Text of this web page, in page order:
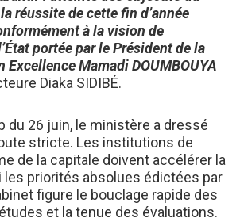
réussite de cette fin d’année
à la vision de
portée par le Président de la
Excellence Mamadi DOUMBOUYA
Diaka SIDIBÉ.
du 26 juin, le ministère a dressé
stricte. Les institutions de
de la capitale doivent accélérer la
les priorités absolues édictées par
figure le bouclage rapide des
et la tenue des évaluations.